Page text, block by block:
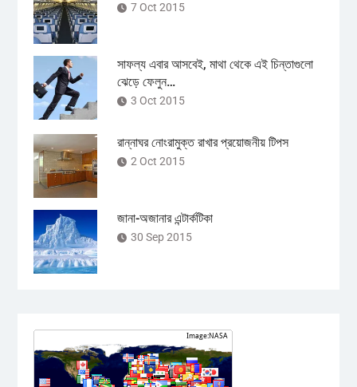
7 Oct 2015
সাফল্য এবার আসবেই, মাথা থেকে এই চিন্তাগুলো
ঝেড়ে ফেলুন…
3 Oct 2015
রান্নাঘর নোংরামুক্ত রাখার প্রয়োজনীয় টিপস
2 Oct 2015
জানা-অজানার এন্টার্কটিকা
30 Sep 2015